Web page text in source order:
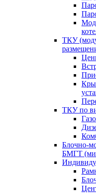
ТКУ
ТКУ по
Блочно-
БМГТ